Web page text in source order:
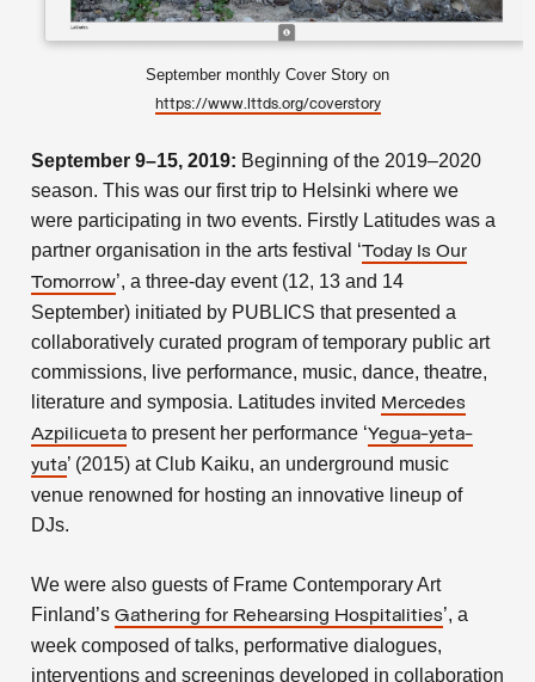
September monthly Cover Story on
https://www.lttds.org/coverstory
September 9–15, 2019: Beginning of the 2019–2020
season. This was our first trip to Helsinki where we
were participating in two events. Firstly Latitudes was a
partner organisation in the arts festival ‘Today Is Our
Tomorrow’, a three-day event (12, 13 and 14
September) initiated by PUBLICS that presented a
collaboratively curated program of temporary public art
commissions, live performance, music, dance, theatre,
literature and symposia. Latitudes invited Mercedes
Azpilicueta to present her performance ‘Yegua-yeta-
yuta’ (2015) at Club Kaiku, an underground music
venue renowned for hosting an innovative lineup of
DJs.
We were also guests of Frame Contemporary Art
Finland’s Gathering for Rehearsing Hospitalities’, a
week composed of talks, performative dialogues,
interventions and screenings developed in collaboration